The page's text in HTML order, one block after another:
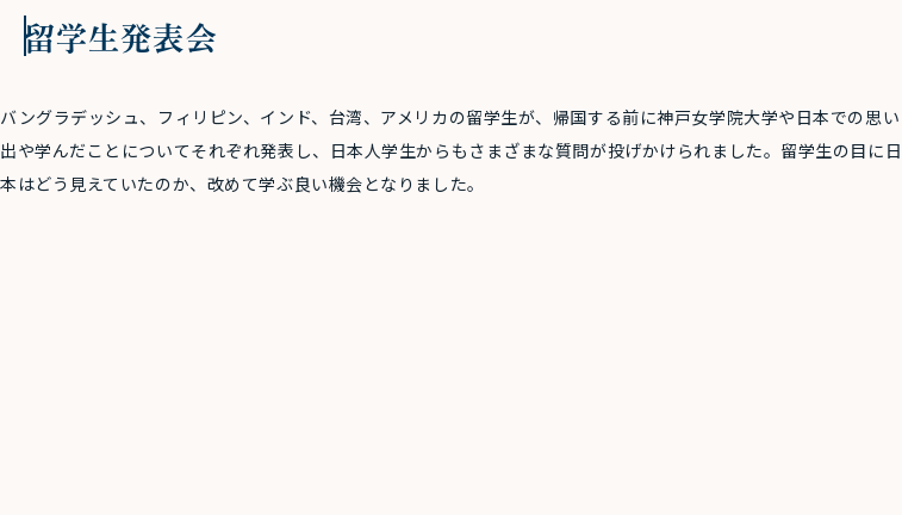
留学生発表会
バングラデッシュ、フィリピン、インド、台湾、アメリカの留学生が、帰国する前に神戸女学院大学や日本での思い
出や学んだことについてそれぞれ発表し、日本人学生からもさまざまな質問が投げかけられました。留学生の目に日
本はどう見えていたのか、改めて学ぶ良い機会となりました。